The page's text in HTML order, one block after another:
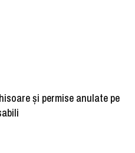
și permise anulate pe